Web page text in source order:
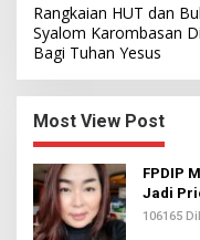
Rangkaian HUT dan
Syalom Karombasan
Bagi Tuhan Yesus
Most View Post
FPDIP
Jadi
106165